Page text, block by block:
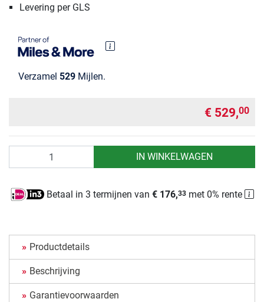
Levering per GLS
Verzamel 529 Mijlen.
€ 529,00
IN WINKELWAGEN
Betaal in 3 termijnen van € 176,33 met 0% rente
Productdetails
Beschrijving
Garantievoorwaarden